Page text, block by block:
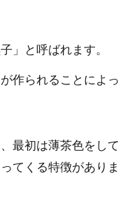
」と呼ばれます。
作られることによっ
最初は薄茶色をして
てくる特徴がありま